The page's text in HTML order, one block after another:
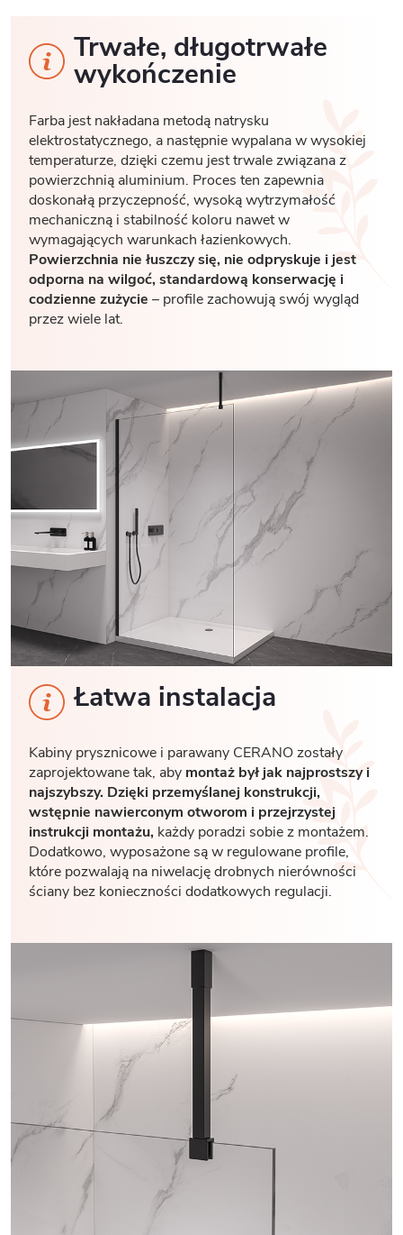
Trwałe, długotrwałe
wykończenie
Farba jest nakładana metodą natrysku
elektrostatycznego, a następnie wypalana w wysokiej
temperaturze, dzięki czemu jest trwale związana z
powierzchnią aluminium. Proces ten zapewnia
doskonałą przyczepność, wysoką wytrzymałość
mechaniczną i stabilność koloru nawet w
wymagających warunkach łazienkowych.
Powierzchnia nie łuszczy się, nie odpryskuje i jest
odporna na wilgoć, standardową konserwację i
codzienne zużycie – profile zachowują swój wygląd
przez wiele lat.
Łatwa instalacja
Kabiny prysznicowe i parawany CERANO zostały
zaprojektowane tak, aby montaż był jak najprostszy i
najszybszy. Dzięki przemyślanej konstrukcji,
wstępnie nawierconym otworom i przejrzystej
instrukcji montażu, każdy poradzi sobie z montażem.
Dodatkowo, wyposażone są w regulowane profile,
które pozwalają na niwelację drobnych nierówności
ściany bez konieczności dodatkowych regulacji.